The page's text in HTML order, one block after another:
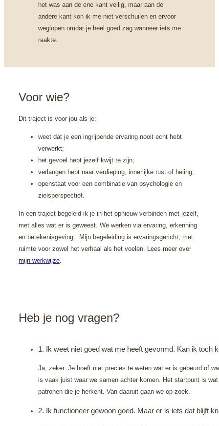
het was aan de ene kant veilig, maar aan de
andere kant kon ik me niet verschuilen en ervoor
weglopen omdat je heel goed zag wanneer iets me
raakte.
Voor wie?
Dit traject is voor jou als je:
weet dat je een ingrijpende ervaring nooit echt hebt
verwerkt;
het gevoel hebt jezelf kwijt te zijn;
verlangen hebt naar verdieping, innerlijke rust of heling;
openstaat voor een combinatie van psychologie en
zielsperspectief.
In een traject begeleid ik je in het opnieuw verbinden met jezelf,
met alles wat er is geweest. We werken via ervaring, erkenning
en betekenisgeving.
Mijn begeleiding is ervaringsgericht, met
ruimte voor zowel het verhaal als het voelen. Lees meer over
mijn werkwijze
Heb je nog vragen?
1. Ik weet niet goed wat me heeft gevormd. Kan ik toch
Ja, zeker. Je hoeft niet precies te weten wat er is gebeurd of
is vaak juist waar we samen achter komen. Het startpunt is
patronen die je herkent. Van daaruit gaan we op zoek.
2. Ik functioneer gewoon goed. Maar er is iets dat blijft